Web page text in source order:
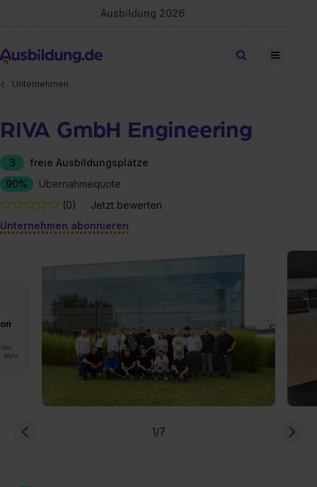
Ausbildung 2026
Stellen finden
Unternehmen
RIVA GmbH Engineering
3
freie Ausbildungsplätze
90%
Übernahmequote
(0)
Jetzt bewerten
Unternehmen abonnieren
Mehr
1/7